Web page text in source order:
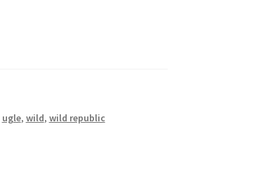
ugle, wild, wild republic